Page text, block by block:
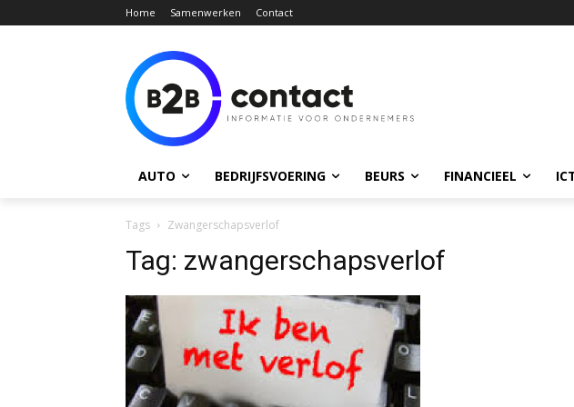
Home Samenwerken Contact
AUTO BEDRIJFSVOERING BEURS FINANCIEEL
Tags Zwangerschapsverlof
Tag: zwangerschapsverlof